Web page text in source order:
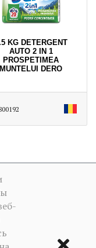
KG DETERGENT
AUTO 2 IN 1
PROSPETIMEA
MUNTELUI DERO